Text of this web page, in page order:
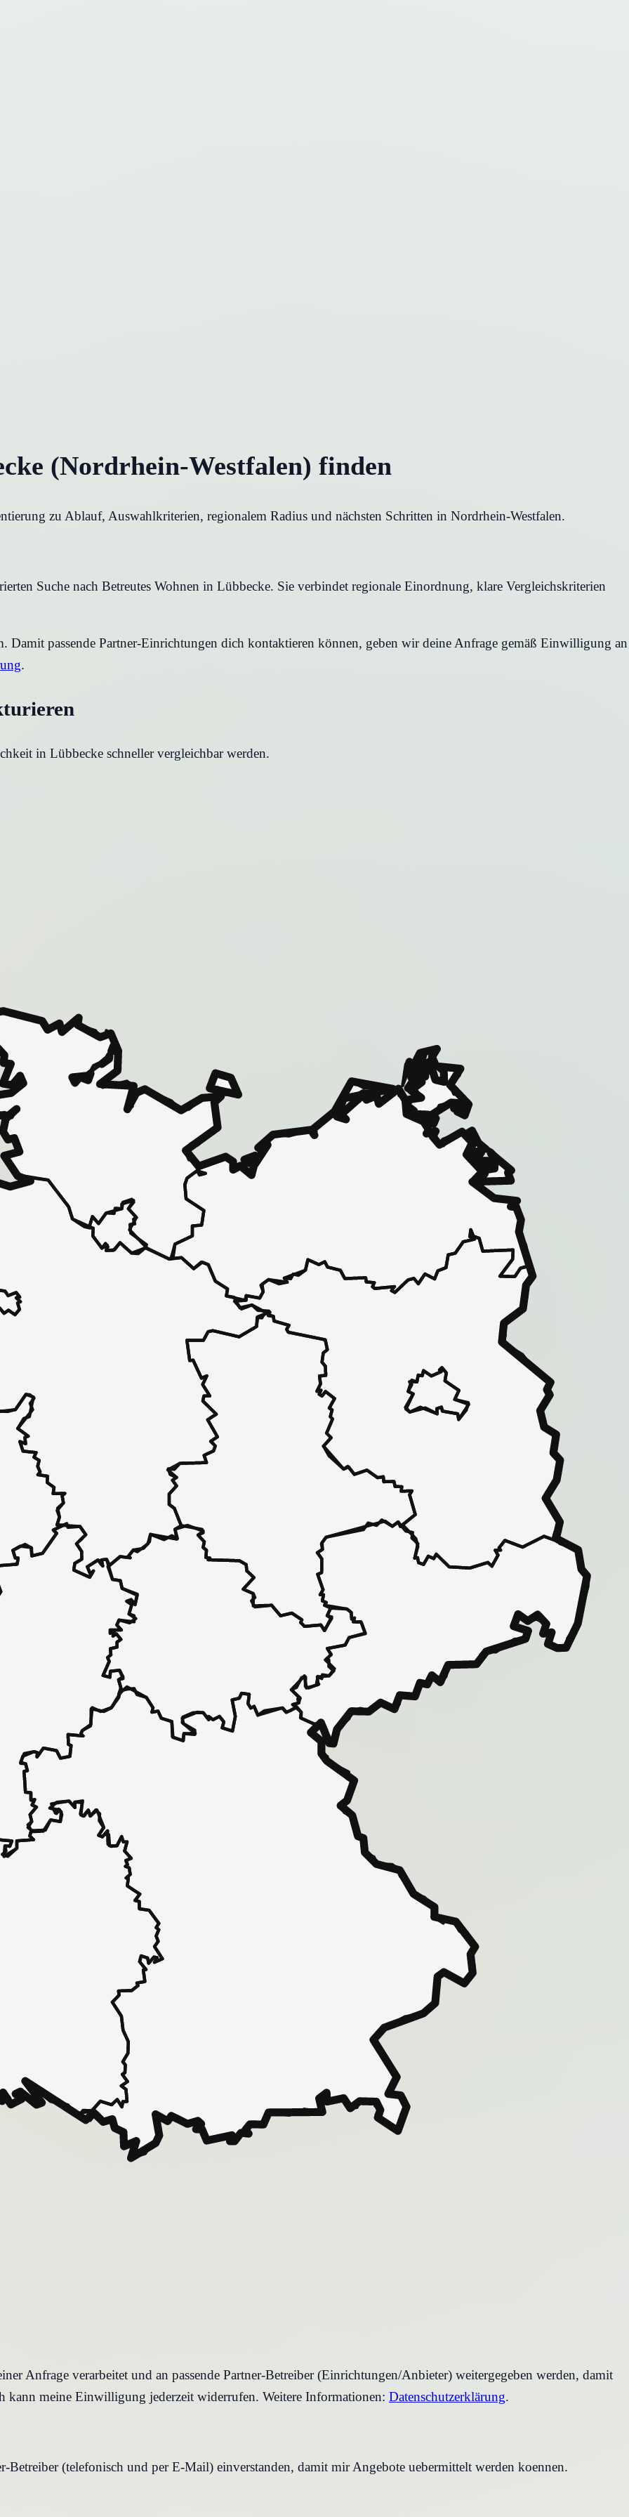
(Nordrhein-Westfalen) finden
zu Ablauf, Auswahlkriterien, regionalem Radius und nächsten Schritten in Nordrhein-Westfalen.
Suche nach Betreutes Wohnen in Lübbecke. Sie verbindet regionale Einordnung, klare Vergleichskriterien
passende Partner-Einrichtungen dich kontaktieren können, geben wir deine Anfrage gemäß Einwilligung an
.
in Lübbecke schneller vergleichbar werden.
in 30 Sekunden zu einem Pflegeplatz
bei Ihnen.
Anfrage verarbeitet und an passende Partner-Betreiber (Einrichtungen/Anbieter) weitergegeben werden, damit
kann meine Einwilligung jederzeit widerrufen. Weitere Informationen: Datenschutzerklärung.
Betreiber (telefonisch und per E-Mail) einverstanden, damit mir Angebote uebermittelt werden koennen.